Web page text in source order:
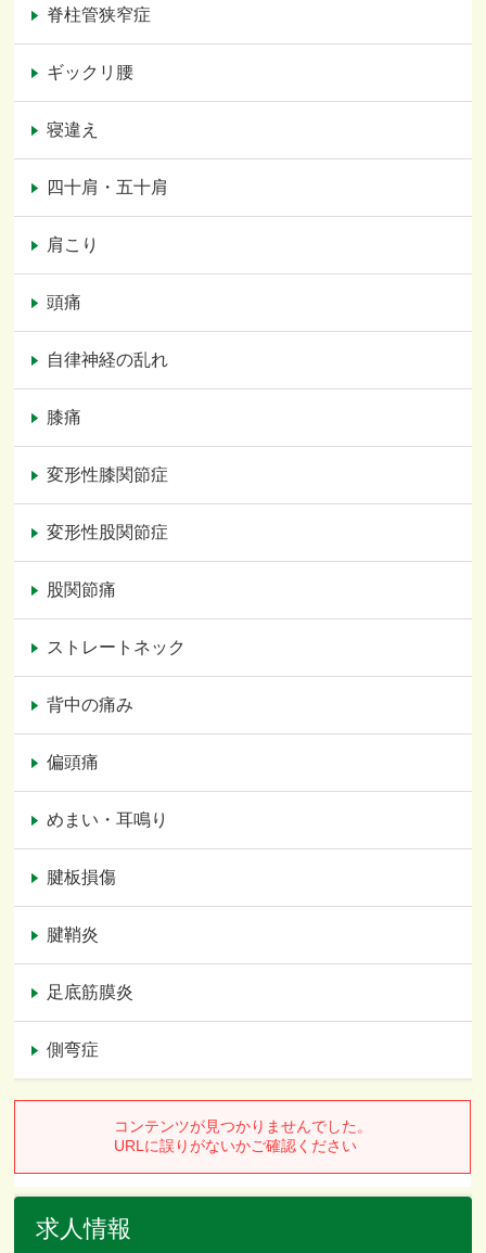
脊柱管狭窄症
ギックリ腰
寝違え
四十肩・五十肩
肩こり
頭痛
自律神経の乱れ
膝痛
変形性膝関節症
変形性股関節症
股関節痛
ストレートネック
背中の痛み
偏頭痛
めまい・耳鳴り
腱板損傷
腱鞘炎
足底筋膜炎
側弯症
求人情報